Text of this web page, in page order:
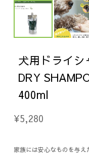
犬用ドライ
DRY
400ml
¥5,280
家族には安心なものを与